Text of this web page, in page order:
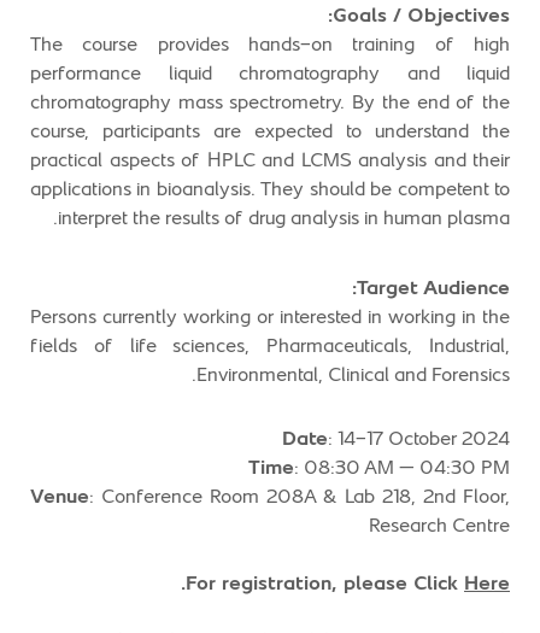
Goals / Objectives:
The course provides hands-on training of high
performance liquid chromatography and liquid
chromatography mass spectrometry. By the end of the
course, participants are expected to understand the
practical aspects of HPLC and LCMS analysis and their
applications in bioanalysis. They should be competent to
interpret the results of drug analysis in human plasma.
Target Audience:
Persons currently working or interested in working in the
fields of life sciences, Pharmaceuticals, Industrial,
Environmental, Clinical and Forensics.
Date: 14-17 October 2024
Time: 08:30 AM – 04:30 PM
Venue: Conference Room 208A & Lab 218, 2nd Floor,
Research Centre
For registration, please Click Here
.